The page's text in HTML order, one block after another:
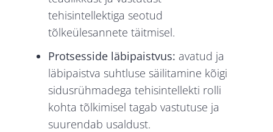
tehisintellektiga seotud
tõlkeülesannete täitmisel.
Protsesside läbipaistvus: avatud ja
läbipaistva suhtluse säilitamine kõigi
sidusrühmadega tehisintellekti rolli
kohta tõlkimisel tagab vastutuse ja
suurendab usaldust.